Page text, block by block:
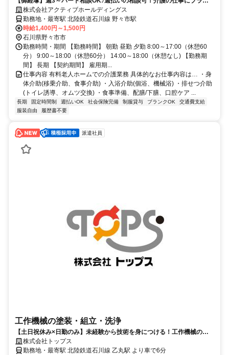
クがある方もお待ちしてます♪
株式会社アクティブホールディングス
勤務地・最寄駅 北陸鉄道石川線 野々市駅
時給1,400円～1,500円
石川県野々市市
勤務時間・期間 【勤務時間】 朝勤 昼勤 夕勤 8:00～17:00（休憩60
分） 9:00～18:00（休憩60分） 14:00～18:00（休憩なし) 【勤務期
間】 長期 【契約期間】 雇用期...
仕事内容 有料老人ホームでの介護業務 具体的なお仕事内容は… ・身
体介助(移乗介助、食事介助) ・入浴介助(個浴、機械浴) ・排せつ介助
(トイレ誘導、オムツ交換) ・食事準備、配膳/下膳、口腔ケア ...
長期 固定時間制 週払いOK 社会保険完備 制服貸与 ブランクOK
交通費支給
服装自由
履歴書不要
派遣社員
工作機械の塗装・組立・洗浄
【土日祝休み×日勤のみ】未経験から技術を身につける！工作機械の塗
装・組立・洗浄
株式会社トップス
勤務地・最寄駅 北陸鉄道石川線 乙丸駅 より車で6分